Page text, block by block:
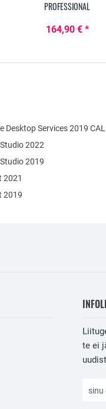
PROFESSIONAL
164,90 € *
Desktop Services 2019 CAL
2022
2019
2021
2019
te ei